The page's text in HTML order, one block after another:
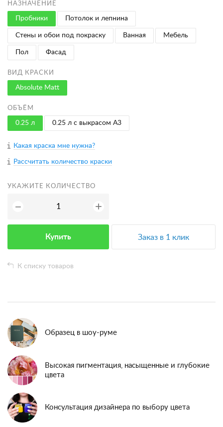
НАЗНАЧЕНИЕ
Пробники Потолок и лепнина
Стены и обои под покраску Ванная Мебель
Пол Фасад
ВИД КРАСКИ
Absolute Matt
ОБЪЁМ
0.25 л 0.25 л с выкрасом A3
Какая краска мне нужна?
Рассчитать количество краски
УКАЖИТЕ КОЛИЧЕСТВО
− +
Купить Заказ в 1 клик
К списку товаров
Образец в шоу-руме
Высокая пигментация, насыщенные и глубокие
цвета
Консультация дизайнера по выбору цвета